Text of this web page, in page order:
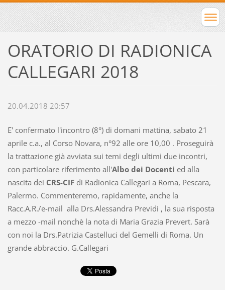
ORATORIO DI RADIONICA
CALLEGARI 2018
20.04.2018 20:57
E' confermato l'incontro (8°) di domani mattina, sabato 21
aprile c.a., al Corso Novara, n°92 alle ore 10,00 . Proseguirà
la trattazione già avviata sui temi degli ultimi due incontri,
con particolare riferimento all'Albo dei Docenti ed alla
nascita dei CRS-CIFdi Radionica Callegari a Roma, Pescara,
Palermo. Commenteremo, rapidamente, anche la
Racc.A.R./e-mail alla Drs.Alessandra Previdi , la sua risposta
a mezzo -mail nonchè la nota di Maria Grazia Prevert. Sarà
con noi la Drs.Patrizia Castelluci del Gemelli di Roma. Un
grande abbraccio. G.Callegari